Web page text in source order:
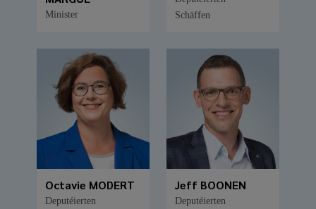
Minister
Schäffen
Octavie MODERT
Deputéierten
Jeff BOONEN
Deputéierten